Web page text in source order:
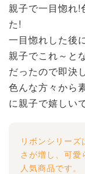
親子で一目惚れ!
た!
一目惚れした後
親子でこれ～と
だったので即決
色んな方々から
に親子で嬉しい
リボンシリー
さが増し、可
人気商品です。